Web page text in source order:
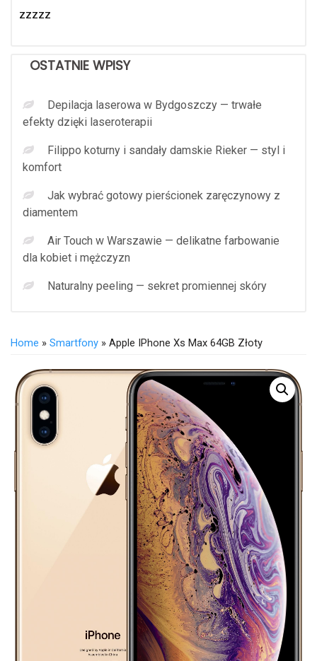
zzzzz
OSTATNIE WPISY
Depilacja laserowa w Bydgoszczy — trwałe
efekty dzięki laseroterapii
Filippo koturny i sandały damskie Rieker — styl i
komfort
Jak wybrać gotowy pierścionek zaręczynowy z
diamentem
Air Touch w Warszawie — delikatne farbowanie
dla kobiet i mężczyzn
Naturalny peeling — sekret promiennej skóry
Home » Smartfony » Apple IPhone Xs Max 64GB Złoty